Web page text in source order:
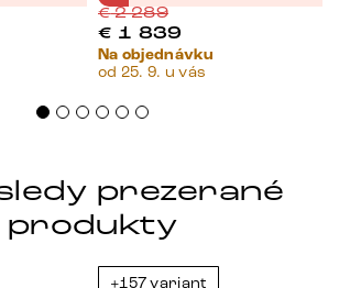
€2 289
€ 1 839
Na objednávku
od 25. 9. u vás
prezerané
produkty
+157 variant